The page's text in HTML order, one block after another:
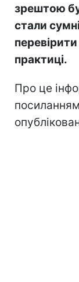
зрештою
стали
практиці.
Про це